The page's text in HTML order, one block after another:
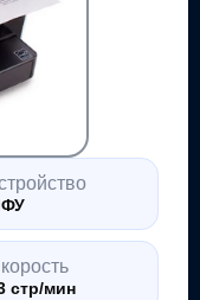
стр/мин